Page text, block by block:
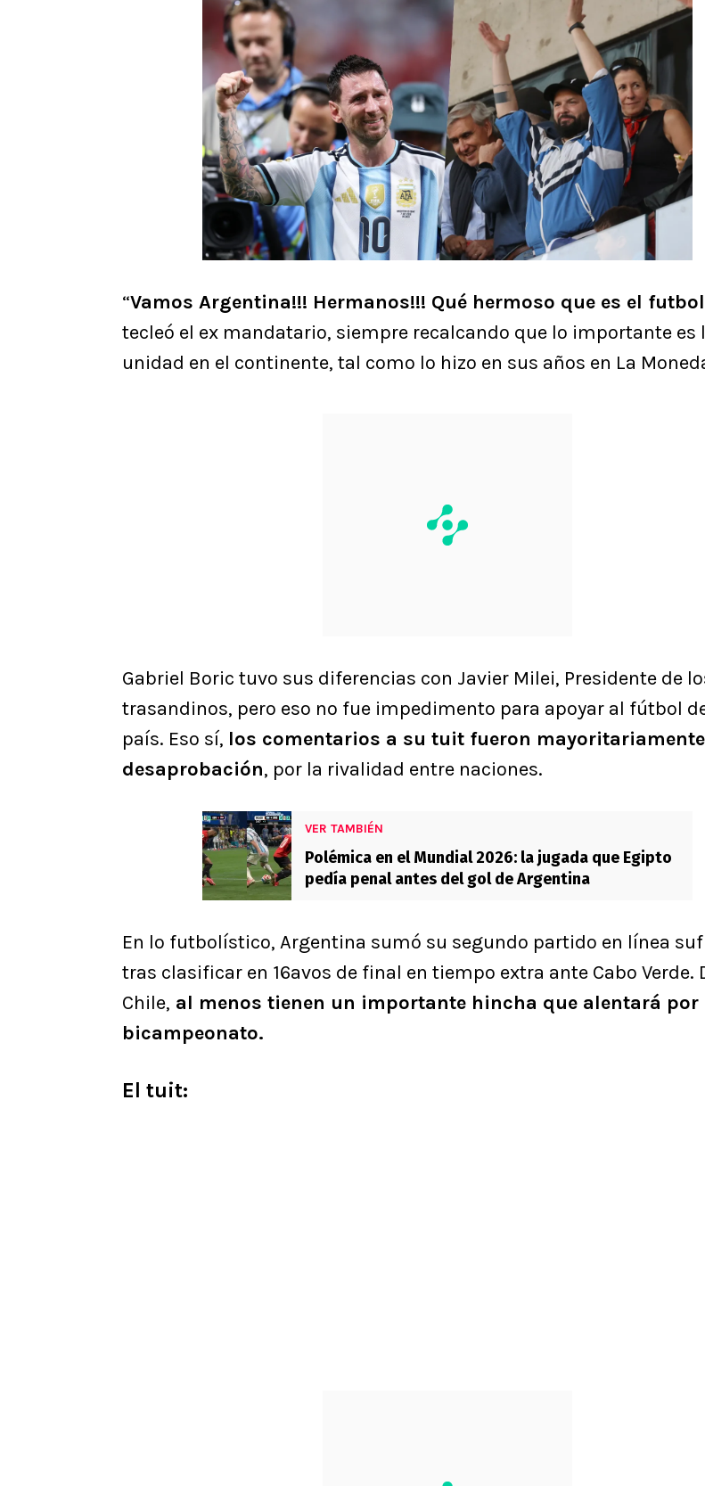
“Vamos Argentina!!! Hermanos!!! Qué hermoso que es el futbol
tecleó el ex mandatario, siempre recalcando que lo importante es
unidad en el continente, tal como lo hizo en sus años en La
Gabriel Boric tuvo sus diferencias con Javier Milei, Presidente de
trasandinos, pero eso no fue impedimento para apoyar al fútbol
país. Eso sí, los comentarios a su tuit fueron
desaprobación, por la rivalidad entre naciones.
VER TAMBIÉN
Polémica en el Mundial 2026: la jugada que Egipto
pedía penal antes del gol de Argentina
En lo futbolístico, Argentina sumó su segundo partido en línea
tras clasificar en 16avos de final en tiempo extra ante Cabo Verde.
Chile, al menos tienen un importante hincha que alentará por
bicampeonato.
El tuit: